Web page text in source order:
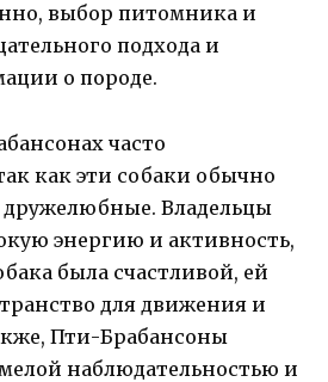
выбор питомника и
подхода и
о породе.
часто
как эти собаки обычно
дружелюбные. Владельцы
энергию и активность,
была счастливой, ей
для движения и
Пти-Брабансоны
наблюдательностью и